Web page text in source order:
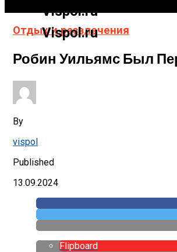
Vispol.ru
Vispol.ru
Отдых и развлечения
Робин Уильямс Был
By
vispol
Published
13.09.2024
Flipboard